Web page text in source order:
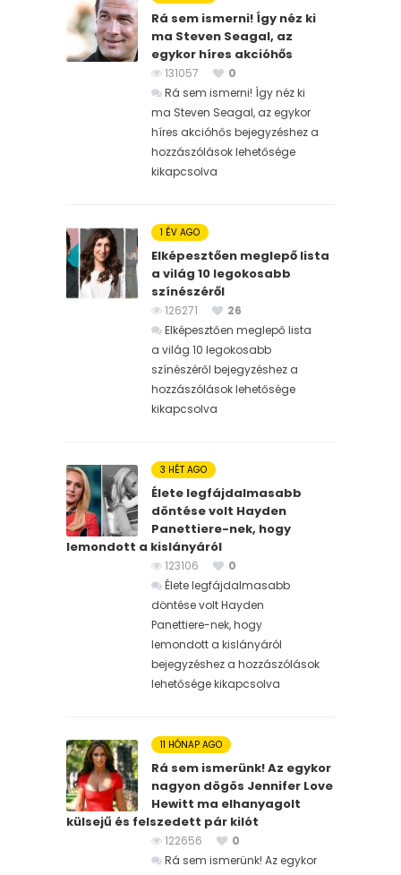
Rá sem ismerni! Így néz ki
ma Steven Seagal, az
egykor híres akcióhős
131057
0
Rá sem ismerni! Így néz ki
ma Steven Seagal, az egykor
híres akcióhős bejegyzéshez a
hozzászólások lehetősége
kikapcsolva
1 ÉV AGO
Elképesztően meglepő lista
a világ 10 legokosabb
színészéről
126271
26
Elképesztően meglepő lista
a világ 10 legokosabb
színészéről bejegyzéshez a
hozzászólások lehetősége
kikapcsolva
3 HÉT AGO
Élete legfájdalmasabb
döntése volt Hayden
Panettiere-nek, hogy
lemondott a kislányáról
123106
0
Élete legfájdalmasabb
döntése volt Hayden
Panettiere-nek, hogy
lemondott a kislányáról
bejegyzéshez a hozzászólások
lehetősége kikapcsolva
11 HÓNAP AGO
Rá sem ismerünk! Az egykor
nagyon dögös Jennifer Love
Hewitt ma elhanyagolt
külsejű és felszedett pár kilót
122656
0
Rá sem ismerünk! Az egykor